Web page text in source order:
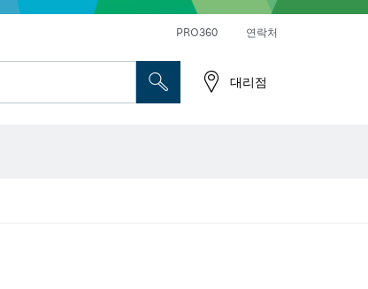
PRO360 연락처
대리점